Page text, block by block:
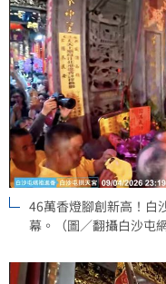
46萬香燈腳創新高！白
幕。（圖／翻攝白沙屯